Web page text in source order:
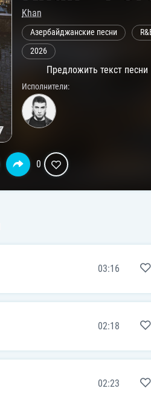
Khan
Азербайджанские песни
2026
Предложить текст песни
Исполнители:
0
03:16
02:18
02:23